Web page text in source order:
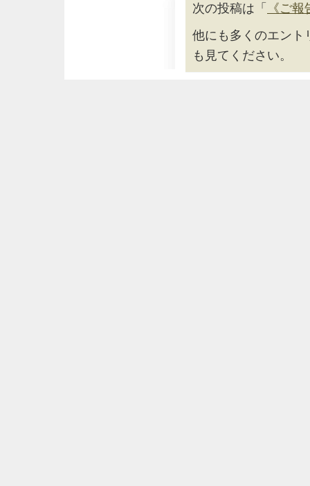
次の投稿は「
《ご
他にも多くのエント
も見てください。